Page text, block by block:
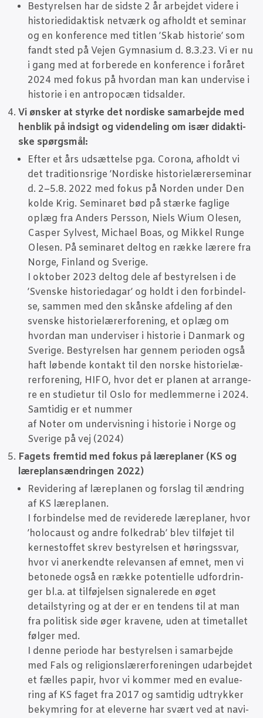
Besty­rel­sen har de sid­ste 2 år arbej­det vide­re i
histo­ri­e­di­dak­tisk net­værk og afholdt et semi­nar
og en kon­fe­ren­ce med tit­len ’Skab histo­rie’ som
fandt sted på Vej­en Gym­na­si­um d. 8.3.23. Vi er nu
i gang med at for­be­re­de en kon­fe­ren­ce i for­å­ret
2024 med fokus på hvor­dan man kan under­vi­se i
histo­rie i en antro­po­cæn tidsalder.
Vi ønsker at styr­ke det nor­di­ske sam­ar­bej­de med
hen­blik på ind­sigt og viden­de­ling om især didak­ti­
ske spørgsmål:
Efter et års udsæt­tel­se pga. Cor­o­na, afholdt vi
det tra­di­tions­ri­ge ’Nor­di­ske histo­ri­e­læ­rer­se­mi­nar
d. 2–5.8. 2022 med fokus på Nor­den under Den
kol­de Krig. Semi­na­ret bød på stær­ke fag­li­ge
oplæg fra Anders Per­s­son, Niels Wium Ole­sen,
Cas­per Syl­vest, Micha­el Boas, og Mik­kel Run­ge
Ole­sen. På semi­na­ret delt­og en ræk­ke lære­re fra
Nor­ge, Fin­land og Sve­ri­ge.
I okto­ber 2023 delt­og dele af besty­rel­sen i de
’Sven­ske histo­ri­e­da­gar’ og holdt i den for­bin­del­
se, sam­men med den skån­ske afde­ling af den
sven­ske histo­ri­e­læ­rer­for­e­ning, et oplæg om
hvor­dan man under­vi­ser i histo­rie i Dan­mark og
Sve­ri­ge. Besty­rel­sen har gen­nem peri­o­den også
haft løben­de kon­takt til den nor­ske histo­ri­e­læ­
rer­for­e­ning, HIFO, hvor det er pla­nen at arran­ge­
re en stu­di­e­tur til Oslo for med­lem­mer­ne i 2024.
Sam­ti­dig er et num­mer
af Noter om under­vis­ning i histo­rie i Nor­ge og
Sve­ri­ge på vej (2024)
Fagets frem­tid med fokus på lære­pla­ner (KS og
lære­plans­æn­drin­gen 2022)
Revi­de­ring af lære­pla­nen og for­slag til ændring
af KS lære­pla­nen.
I for­bin­del­se med de revi­de­re­de lære­pla­ner, hvor
’holo­caust og andre fol­ked­rab’ blev til­fø­jet til
ker­ne­stof­fet skrev besty­rel­sen et hørings­svar,
hvor vi aner­kend­te rele­van­sen af emnet, men vi
beto­ne­de også en ræk­ke poten­ti­el­le udfor­drin­
ger bl.a. at til­fø­jel­sen sig­na­le­re­de en øget
detailsty­ring og at der er en ten­dens til at man
fra poli­tisk side øger kra­ve­ne, uden at time­tal­let
føl­ger med.
I den­ne peri­o­de har besty­rel­sen i sam­ar­bej­de
med Fals og reli­gions­læ­rer­for­e­nin­gen udar­bej­det
et fæl­les papir, hvor vi kom­mer med en eva­lu­e­
ring af KS faget fra 2017 og sam­ti­dig udtryk­ker
bekym­ring for at ele­ver­ne har svært ved at navi­